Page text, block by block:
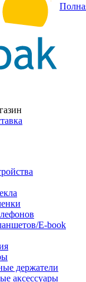
E-book
держатели
аксессуары